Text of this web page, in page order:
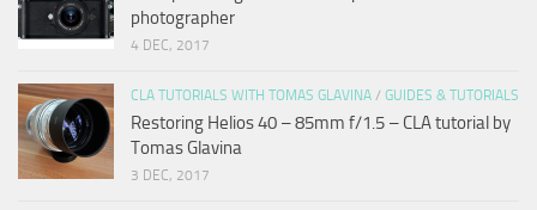
photographer
4 DEC, 2017
CLA TUTORIALS WITH TOMAS GLAVINA / GUIDES & TUTORIALS
Restoring Helios 40 – 85mm f/1.5 – CLA tutorial by
Tomas Glavina
3 DEC, 2017